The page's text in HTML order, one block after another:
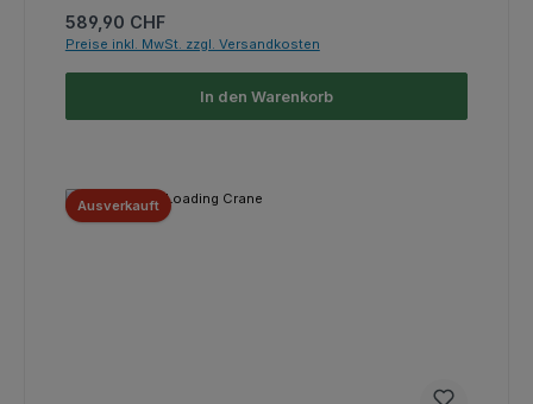
Regulärer Preis:
589,90 CHF
Preise inkl. MwSt. zzgl. Versandkosten
In den Warenkorb
Ausverkauft